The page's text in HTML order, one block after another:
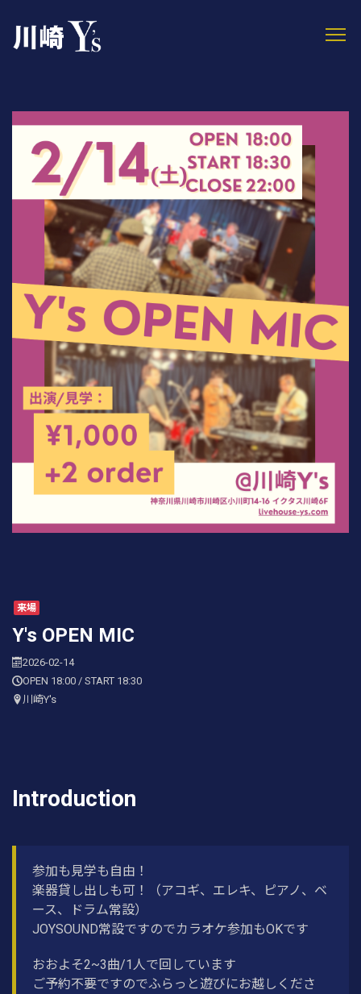
来場
Y's OPEN MIC
2026-02-14
OPEN 18:00 / START 18:30
川崎Y's
Introduction
参加も見学も自由！
楽器貸し出しも可！（アコギ、エレキ、ピアノ、ベ
ース、ドラム常設）
JOYSOUND常設ですのでカラオケ参加もOKです
おおよそ2~3曲/1人で回しています
ご予約不要ですのでふらっと遊びにお越しくださ